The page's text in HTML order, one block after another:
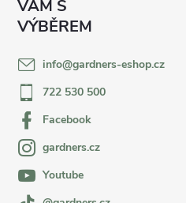
info@gardners-eshop.cz
722 530 500
Facebook
gardners.cz
Youtube